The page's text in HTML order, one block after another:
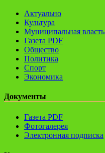
Актуально
Культура
Муниципальная власть
Газета PDF
Общество
Политика
Спорт
Экономика
Документы
Газета PDF
Фотогалерея
Электронная подписка